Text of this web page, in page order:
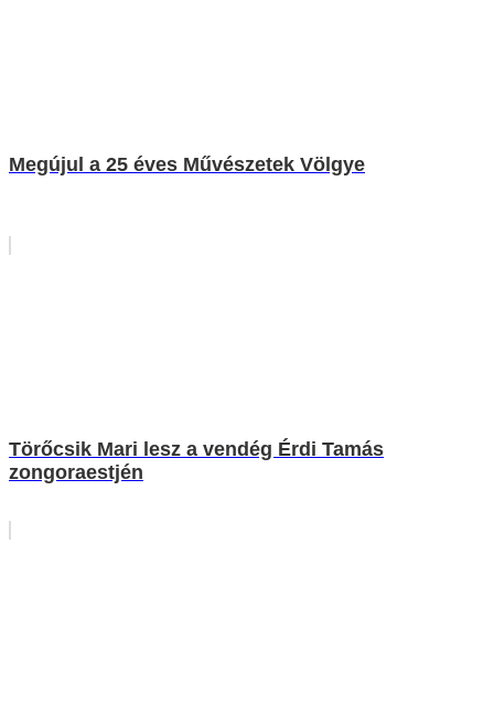
Megújul a 25 éves Művészetek Völgye
Törőcsik Mari lesz a vendég Érdi Tamás
zongoraestjén